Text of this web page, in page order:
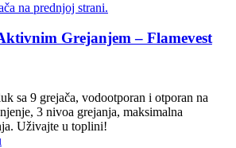
Grejanjem – Flamevest
sa 9 grejača, vodootporan i otporan na
3 nivoa grejanja, maksimalna
Uživajte u toplini!